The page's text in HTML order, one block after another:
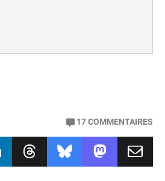
17COMMENTAIRES